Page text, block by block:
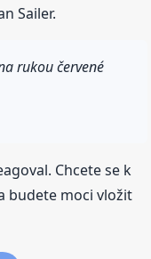
Sailer.
rukou červené
Chcete se k
budete moci vložit